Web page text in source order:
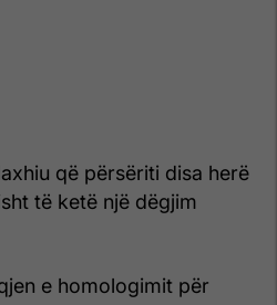
që përsëriti disa herë
të ketë një dëgjim
e homologimit për